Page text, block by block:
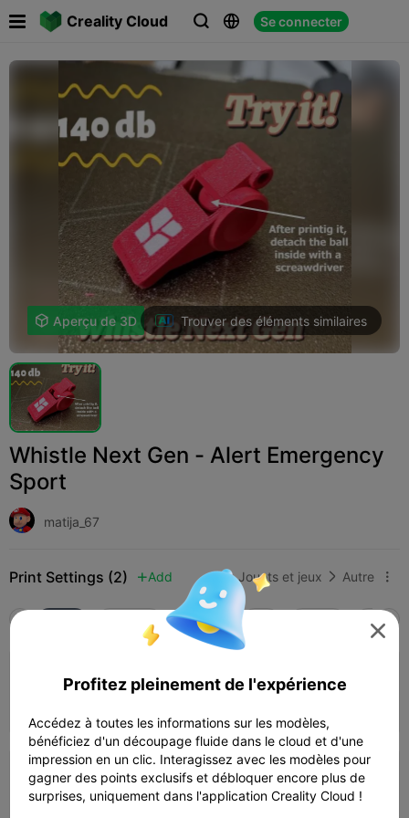
Creality Cloud   Se connecter
 
 Aperçu de 3D Trouver des éléments similaires
Whistle Next Gen - Alert Emergency
Sport
matija_67
Print Settings (2)  Add Jouets et jeux  Autre 
K2 Plus K2 Pro
0.2mm layer, 2 walls, 15% infill
0.2mm layer, 2 walls, 15% infill
 54m 18s  1 plates  15.82g

Profitez pleinement de l'expérience
Accédez à toutes les informations sur les modèles,
bénéficiez d'un découpage fluide dans le cloud et d'une
impression en un clic. Interagissez avec les modèles pour
gagner des points exclusifs et débloquer encore plus de
surprises, uniquement dans l'application Creality Cloud !